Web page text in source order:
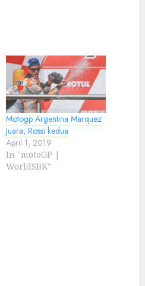
Motogp Argentina Marquez
Juara, Rossi kedua
April 1, 2019
In "motoGP |
WorldSBK"